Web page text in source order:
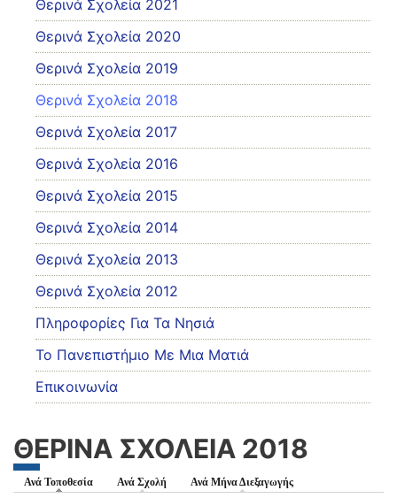
Θερινά Σχολεία 2021
Θερινά Σχολεία 2020
Θερινά Σχολεία 2019
Θερινά Σχολεία 2018
Θερινά Σχολεία 2017
Θερινά Σχολεία 2016
Θερινά Σχολεία 2015
Θερινά Σχολεία 2014
Θερινά Σχολεία 2013
Θερινά Σχολεία 2012
Πληροφορίες Για Τα Νησιά
Το Πανεπιστήμιο Με Μια Ματιά
Επικοινωνία
ΘΕΡΙΝΑ ΣΧΟΛΕΙΑ 2018
Ανά Τοποθεσία (ενεργή καρτέλα)
Ανά Σχολή Ανά Μήνα Διεξαγωγής